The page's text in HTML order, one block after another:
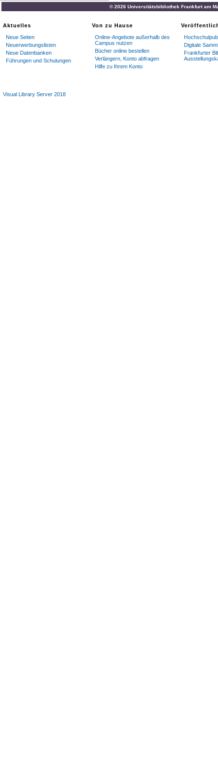
© 2026 Universitätsbibliothek Frankfurt am
Aktuelles
Neue Seiten
Neuerwerbungslisten
Neue Datenbanken
Führungen und Schulungen
Von zu Hause
Online-Angebote außerhalb des
Campus nutzen
Bücher online bestellen
Verlängern, Konto abfragen
Hilfe zu Ihrem Konto
Digitale
Frankfurter
Visual Library Server 2018